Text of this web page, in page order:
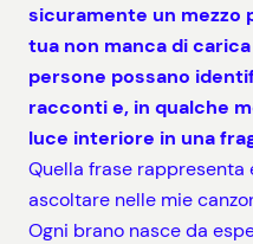
sicuramente un mezzo
tua non manca di
persone possano
racconti e, in qualche
luce interiore in una
Quella frase
ascoltare nelle mie
Ogni brano nasce da